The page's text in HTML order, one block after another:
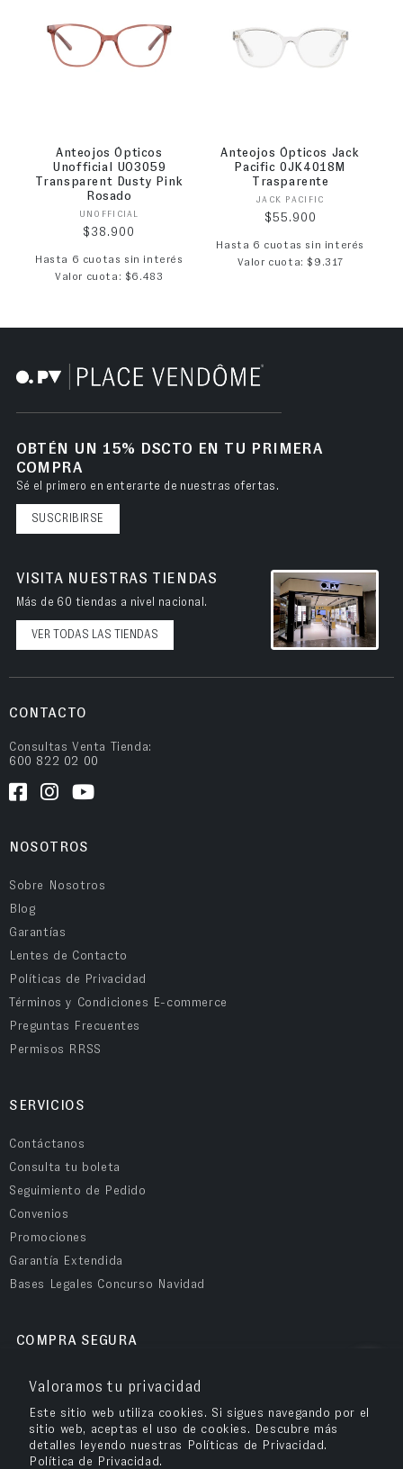
Valoramos tu privacidad
Este sitio web utiliza cookies. Si sigues navegando por el
sitio web, aceptas el uso de cookies. Descubre más
detalles leyendo nuestras Políticas de Privacidad.
Política de Privacidad.
Anteojos Ópticos
Unofficial UO3059
Transparent Dusty Pink
Rosado
Proveedor:
UNOFFICIAL
Precio habitual
$38.900
Hasta 6 cuotas sin interés
Valor cuota: $6.483
Anteojos Ópticos Jack
Pacific 0JK4018M
Trasparente
Proveedor:
JACK PACIFIC
Precio habitual
$55.900
Hasta 6 cuotas sin interés
Valor cuota: $9.317
OBTÉN UN 15% DSCTO EN TU PRIMERA
COMPRA
Sé el primero en enterarte de nuestras ofertas.
SUSCRIBIRSE
VISITA NUESTRAS TIENDAS
Más de 60 tiendas a nivel nacional.
VER TODAS LAS TIENDAS
CONTACTO
Consultas Venta Tienda:
600 822 02 00
NOSOTROS
Sobre Nosotros
Blog
Garantías
Lentes de Contacto
Políticas de Privacidad
Términos y Condiciones E-commerce
Preguntas Frecuentes
Permisos RRSS
SERVICIOS
Contáctanos
Consulta tu boleta
Seguimiento de Pedido
Convenios
Promociones
Garantía Extendida
Bases Legales Concurso Navidad
COMPRA SEGURA